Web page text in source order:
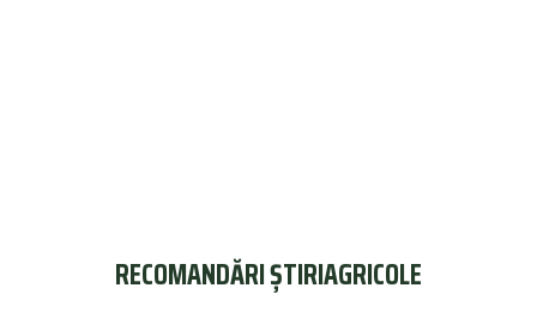
RECOMANDĂRI ȘTIRIAGRICOLE